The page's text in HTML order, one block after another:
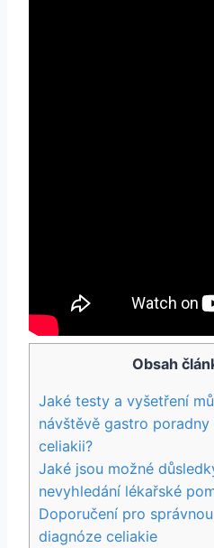
Obsah
Jaké testy a vyšetření
návštěvě gastro
celiakii?
Jaké jsou možné
nevyhledání lékařské
Doporučení pro
diagnóze celiakie